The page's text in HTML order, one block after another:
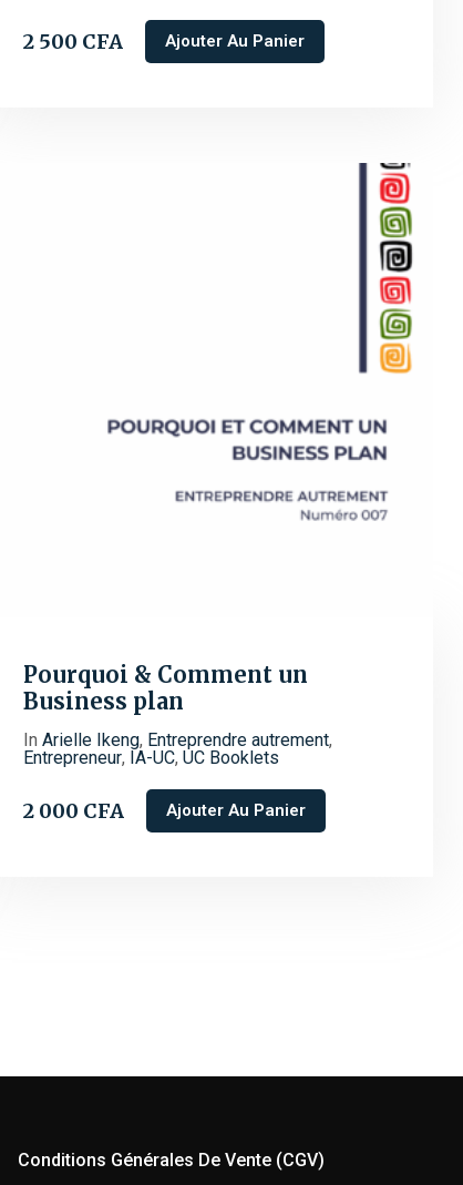
2 500 CFA Ajouter Au Panier
Pourquoi & Comment un
Business plan
In Arielle Ikeng, Entreprendre autrement,
Entrepreneur, IA-UC, UC Booklets
2 000 CFA Ajouter Au Panier
Conditions Générales De Vente (CGV)